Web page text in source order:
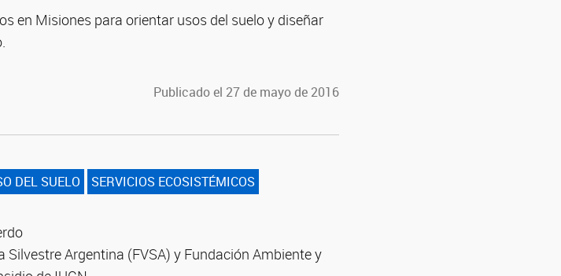
en Misiones para orientar usos del suelo y diseñar
Publicado el 27 de mayo de 2016
DEL SUELO SERVICIOS ECOSISTÉMICOS
Silvestre Argentina (FVSA) y Fundación Ambiente y